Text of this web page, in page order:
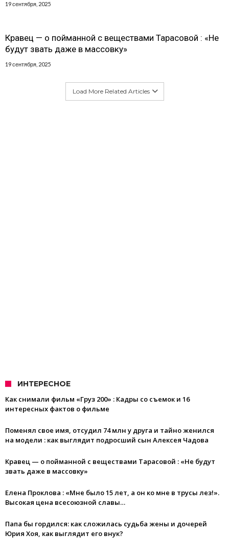
19 сентября, 2025
Кравец — о пойманной с веществами Тарасовой : «Не
будут звать даже в массовку»
19 сентября, 2025
Load More Related Articles
ИНТЕРЕСНОЕ
Как снимали фильм «Груз 200» : Кадры со съемок и 16
интересных фактов о фильме
Поменял свое имя, отсудил 74 млн у друга и тайно женился
на модели : как выглядит подросший сын Алексея Чадова
Кравец — о пойманной с веществами Тарасовой : «Не будут
звать даже в массовку»
Елена Проклова : «Мне было 15 лет, а он ко мне в трусы лез!».
Высокая цена всесоюзной славы…
Папа бы гордился: как сложилась судьба жены и дочерей
Юрия Хоя, как выглядит его внук?